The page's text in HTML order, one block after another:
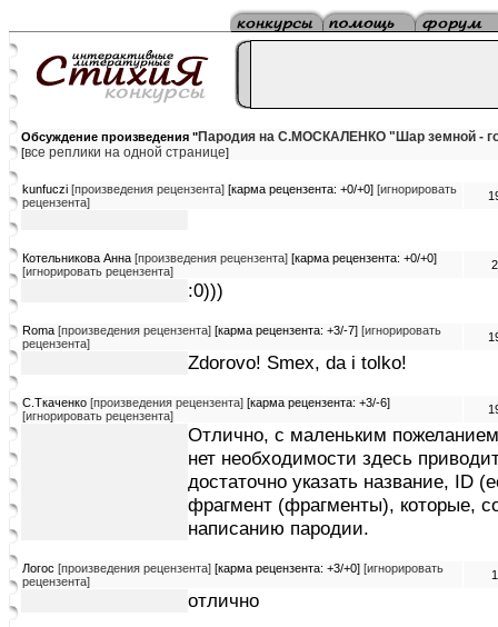
Обсуждение произведения "Пародия на С.МОСКАЛЕНКО "Шар земной -
[все реплики на одной странице]
kunfuczi [произведения рецензента] [карма рецензента: +0/+0] [игнорировать
рецензента]
Котельникова Анна [произведения рецензента] [карма рецензента: +0/+0]
[игнорировать рецензента]
:0)))
Roma [произведения рецензента] [карма рецензента: +3/-7] [игнорировать
рецензента]
Zdorovo! Smex, da i tolko!
C.Tкаченко [произведения рецензента] [карма рецензента: +3/-6]
[игнорировать рецензента]
Отлично, с маленьким
нет необходимости здесь
достаточно указать название, ID
фрагмент (фрагменты), которые,
написанию пародии.
Логос [произведения рецензента] [карма рецензента: +3/+0] [игнорировать
рецензента]
отлично